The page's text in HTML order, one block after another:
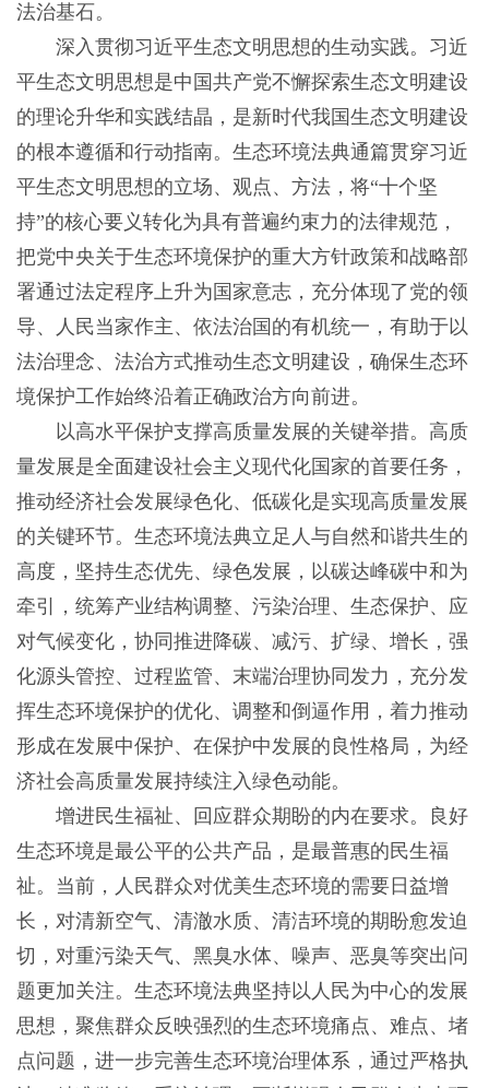
法治基石。
深入贯彻习近平生态文明思想的生动实践。习近
平生态文明思想是中国共产党不懈探索生态文明建设
的理论升华和实践结晶，是新时代我国生态文明建设
的根本遵循和行动指南。生态环境法典通篇贯穿习近
平生态文明思想的立场、观点、方法，将“十个坚
持”的核心要义转化为具有普遍约束力的法律规范，
把党中央关于生态环境保护的重大方针政策和战略部
署通过法定程序上升为国家意志，充分体现了党的领
导、人民当家作主、依法治国的有机统一，有助于以
法治理念、法治方式推动生态文明建设，确保生态环
境保护工作始终沿着正确政治方向前进。
以高水平保护支撑高质量发展的关键举措。高质
量发展是全面建设社会主义现代化国家的首要任务，
推动经济社会发展绿色化、低碳化是实现高质量发展
的关键环节。生态环境法典立足人与自然和谐共生的
高度，坚持生态优先、绿色发展，以碳达峰碳中和为
牵引，统筹产业结构调整、污染治理、生态保护、应
对气候变化，协同推进降碳、减污、扩绿、增长，强
化源头管控、过程监管、末端治理协同发力，充分发
挥生态环境保护的优化、调整和倒逼作用，着力推动
形成在发展中保护、在保护中发展的良性格局，为经
济社会高质量发展持续注入绿色动能。
增进民生福祉、回应群众期盼的内在要求。良好
生态环境是最公平的公共产品，是最普惠的民生福
祉。当前，人民群众对优美生态环境的需要日益增
长，对清新空气、清澈水质、清洁环境的期盼愈发迫
切，对重污染天气、黑臭水体、噪声、恶臭等突出问
题更加关注。生态环境法典坚持以人民为中心的发展
思想，聚焦群众反映强烈的生态环境痛点、难点、堵
点问题，进一步完善生态环境治理体系，通过严格执